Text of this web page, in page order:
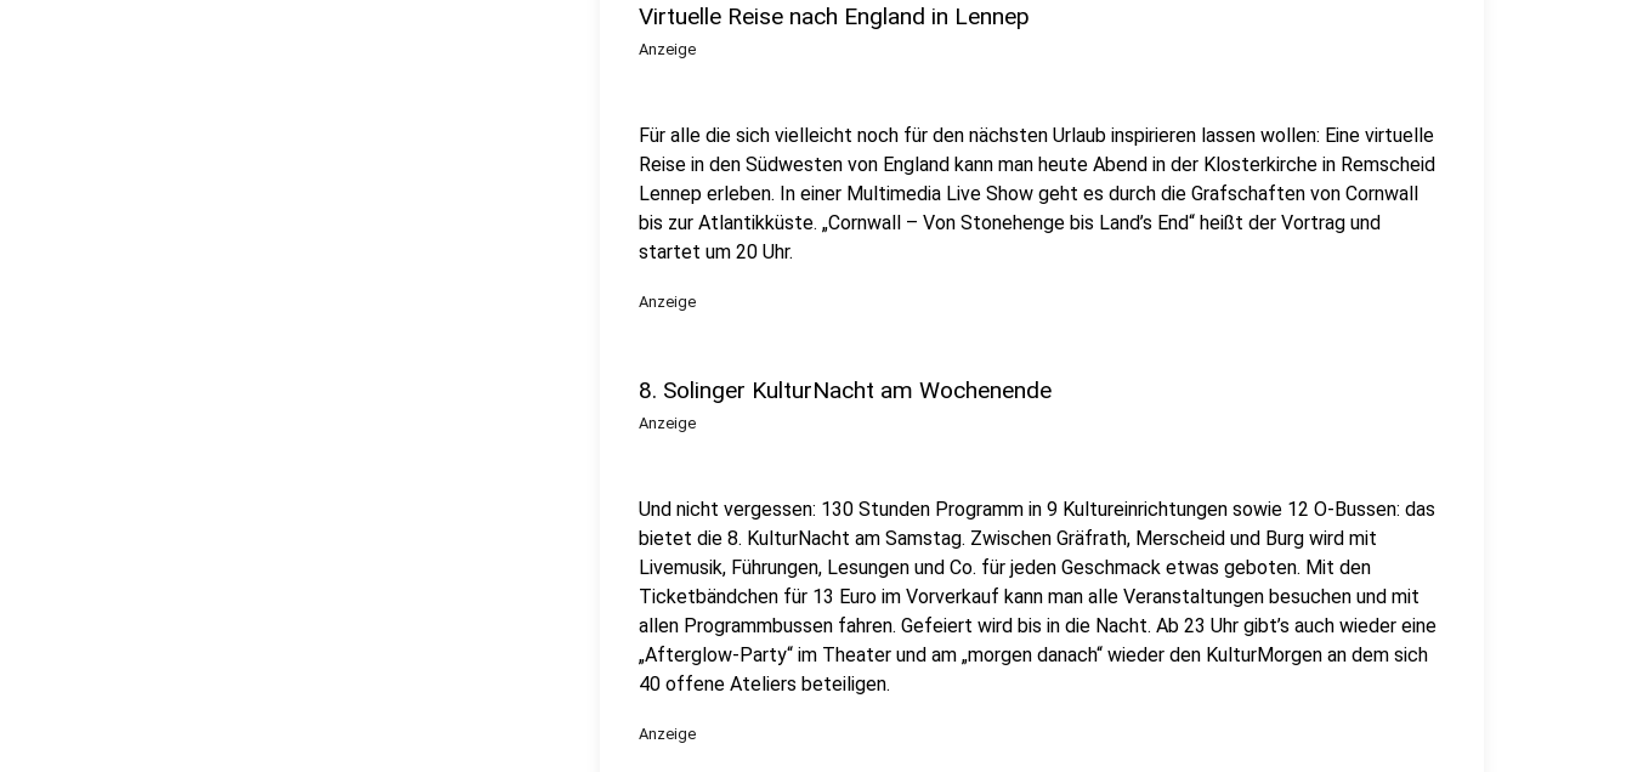
Virtuelle Reise nach England in Lennep
Anzeige
Für alle die sich vielleicht noch für den nächsten Urlaub inspirieren lassen wollen: Eine virtuelle
Reise in den Südwesten von England kann man heute Abend in der Klosterkirche in Remscheid
Lennep erleben. In einer Multimedia Live Show geht es durch die Grafschaften von Cornwall
bis zur Atlantikküste. „Cornwall – Von Stonehenge bis Land’s End“ heißt der Vortrag und
startet um 20 Uhr.
Anzeige
8. Solinger KulturNacht am Wochenende
Anzeige
Und nicht vergessen: 130 Stunden Programm in 9 Kultureinrichtungen sowie 12 O-Bussen: das
bietet die 8. KulturNacht am Samstag. Zwischen Gräfrath, Merscheid und Burg wird mit
Livemusik, Führungen, Lesungen und Co. für jeden Geschmack etwas geboten. Mit den
Ticketbändchen für 13 Euro im Vorverkauf kann man alle Veranstaltungen besuchen und mit
allen Programmbussen fahren. Gefeiert wird bis in die Nacht. Ab 23 Uhr gibt’s auch wieder eine
„Afterglow-Party“ im Theater und am „morgen danach“ wieder den KulturMorgen an dem sich
40 offene Ateliers beteiligen.
Anzeige